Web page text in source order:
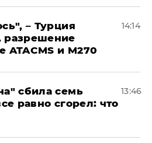
– Турция
разрешение
ATACMS и M270
14:14
сбила семь
равно сгорел: что
13:46